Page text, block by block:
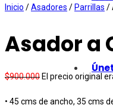
Inicio /Asadores / Parrillas /
Asador a
$900.000 El precio original
• 45 cms de ancho, 35 cms